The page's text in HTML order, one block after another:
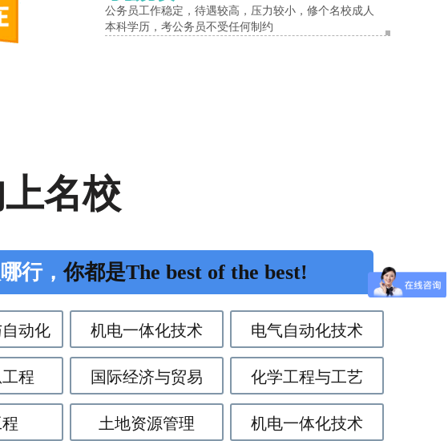
公务员工作稳定，待遇较高，压力较小，修个名校成人
本科学历，考公务员不受任何制约
名校
行，你都是The best of the best!
动化 机电一体化技术 电气自动化技术
程 国际经济与贸易 化学工程与工艺
土地资源管理 机电一体化技术